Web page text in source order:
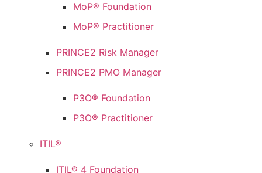
MoP® Foundation
MoP® Practitioner
PRINCE2 Risk Manager
PRINCE2 PMO Manager
P3O® Foundation
P3O® Practitioner
ITIL®
ITIL® 4 Foundation